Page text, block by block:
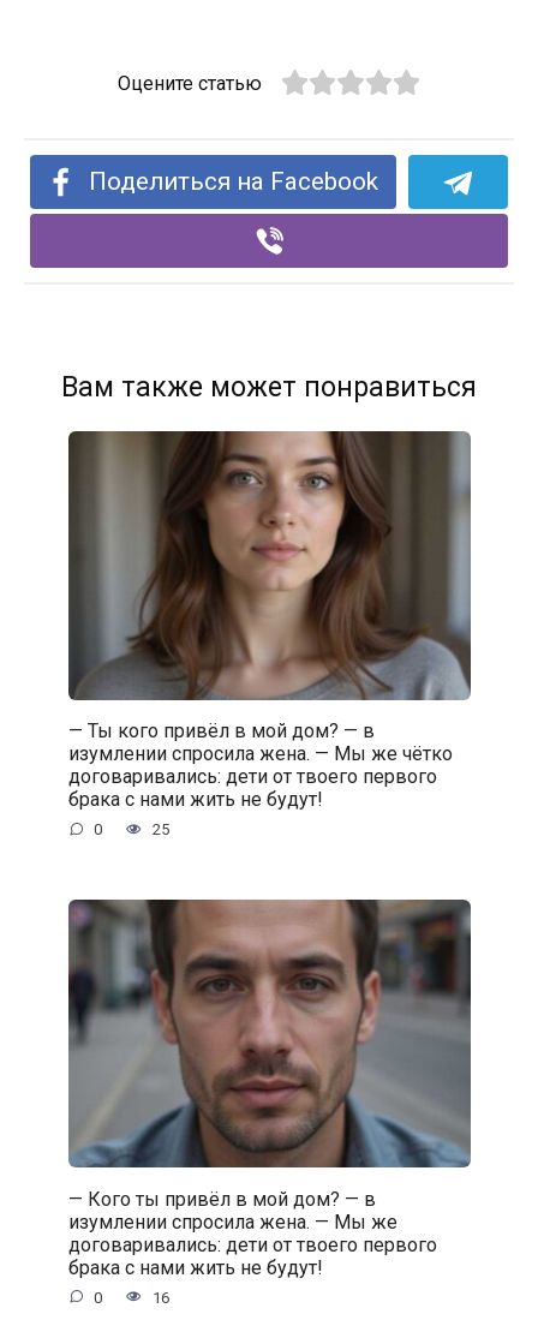
Оцените статью
Поделиться на Facebook
Вам также может понравиться
— Ты кого привёл в мой дом? — в
изумлении спросила жена. — Мы же чётко
договаривались: дети от твоего первого
брака с нами жить не будут!
0 25
— Кого ты привёл в мой дом? — в
изумлении спросила жена. — Мы же
договаривались: дети от твоего первого
брака с нами жить не будут!
0 16